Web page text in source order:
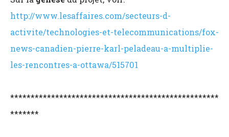
http://www.lesaffaires.com/secteurs-d-
activite/technologies-et-telecommunications/fox-
news-canadien-pierre-karl-peladeau-a-multiplie-
les-rencontres-a-ottawa/515701
***************************************************
*******